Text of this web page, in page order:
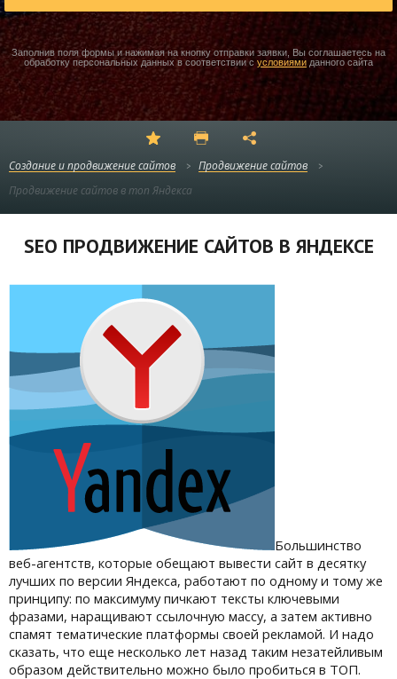
Заполнив поля формы и нажимая на кнопку отправки заявки, Вы соглашаетесь на
обработку персональных данных в соответствии с условиями данного сайта
Создание и продвижение сайтов
Продвижение сайтов
Продвижение сайтов в топ Яндекса
SEO ПРОДВИЖЕНИЕ САЙТОВ В ЯНДЕКСЕ
Большинство
веб-агентств, которые обещают вывести сайт в десятку
лучших по версии Яндекса, работают по одному и тому же
принципу: по максимуму пичкают тексты ключевыми
фразами, наращивают ссылочную массу, а затем активно
спамят тематические платформы своей рекламой. И надо
сказать, что еще несколько лет назад таким незатейливым
образом действительно можно было пробиться в ТОП.